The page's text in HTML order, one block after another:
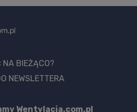
NA BIEŻĄCO?
NEWSLETTERA
Wentylacja.com.pl